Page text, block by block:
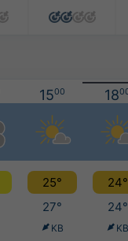
1500 18
25° 24°
27° 24°
KB KB